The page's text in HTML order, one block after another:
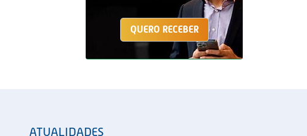
QUERO RECEBER
ATUALIDADES